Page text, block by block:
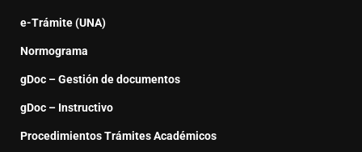
e-Trámite (UNA)
Normograma
gDoc – Gestión de documentos
gDoc – Instructivo
Procedimientos Trámites Académicos